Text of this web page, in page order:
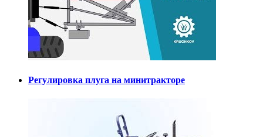
Регулировка плуга на минитракторе